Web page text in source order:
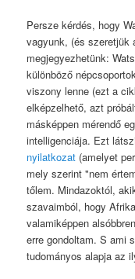
Persze kérdés, hogy
vagyunk, (és szeretjük
megjegyezhetünk:
különböző
viszony lenne (ezt a
elképzelhető, azt
másképpen mérendő
intelligenciája. Ezt
nyilatkozat (amelyet
mely szerint "nem
tőlem. Mindazoktól,
szavaimból, hogy
valamiképpen
erre gondoltam. S ami
tudományos alapja az